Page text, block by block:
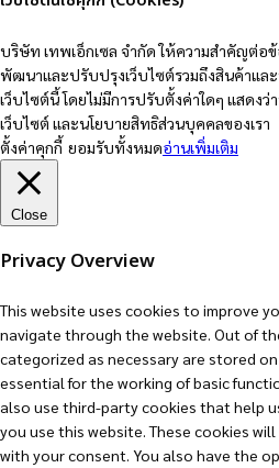
บริษัท เทพเอ็กเซล จำกัด ให้ความสำคัญต่อ
พัฒนาและปรับปรุงเว็บไซต์รวมถึงสินค้าแล
เว็บไซต์นี้ โดยไม่มีการปรับตั้งค่าใดๆ แสด
เว็บไซต์ และนโยบายสิทธิส่วนบุคคลของเรา
ตั้งค่าคุกกี้ ยอมรับทั้งหมดอ่านเพิ่มเติม
Close
Privacy Overview
This website uses cookies to improve
navigate through the website. Out of
categorized as necessary are stored
essential for the working of basic
also use third-party cookies that help
you use this website. These cookies
with your consent. You also have the